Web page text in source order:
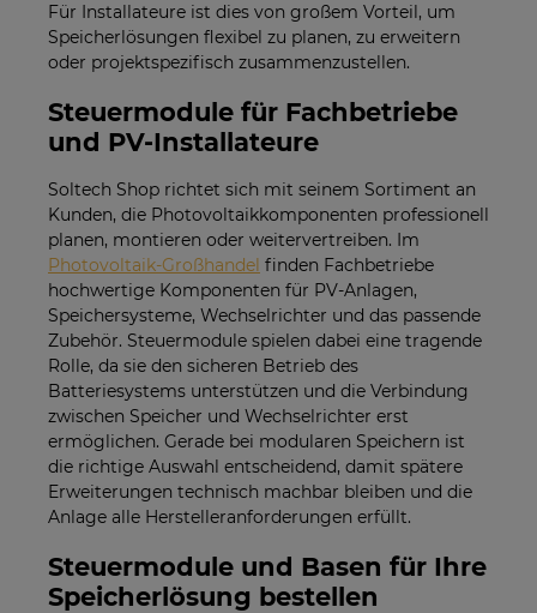
Für Installateure ist dies von großem Vorteil, um
Speicherlösungen flexibel zu planen, zu erweitern
oder projektspezifisch zusammenzustellen.
Steuermodule für Fachbetriebe
und PV-Installateure
Soltech Shop richtet sich mit seinem Sortiment an
Kunden, die Photovoltaikkomponenten professionell
planen, montieren oder weitervertreiben. Im
Photovoltaik-Großhandel finden Fachbetriebe
hochwertige Komponenten für PV-Anlagen,
Speichersysteme, Wechselrichter und das passende
Zubehör. Steuermodule spielen dabei eine tragende
Rolle, da sie den sicheren Betrieb des
Batteriesystems unterstützen und die Verbindung
zwischen Speicher und Wechselrichter erst
ermöglichen. Gerade bei modularen Speichern ist
die richtige Auswahl entscheidend, damit spätere
Erweiterungen technisch machbar bleiben und die
Anlage alle Herstelleranforderungen erfüllt.
Steuermodule und Basen für Ihre
Speicherlösung bestellen